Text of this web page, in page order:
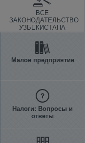
ВСЕ
ЗАКОНОДАТЕЛЬСТВО
УЗБЕКИСТАНА
Малое предприятие
Налоги: Вопросы и
ответы